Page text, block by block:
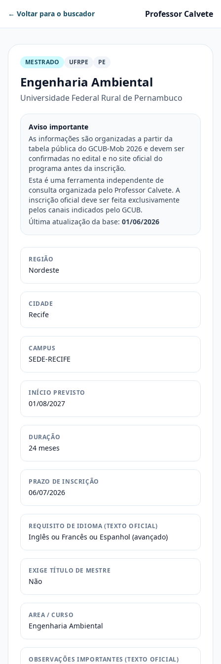
← Voltar para o buscador Professor Calvete
MESTRADO UFRPE PE
Engenharia Ambiental
Universidade Federal Rural de Pernambuco
Aviso importante
As informações são organizadas a partir da
tabela pública do GCUB-Mob 2026 e devem ser
confirmadas no edital e no site oficial do
programa antes da inscrição.
Esta é uma ferramenta independente de
consulta organizada pelo Professor Calvete. A
inscrição oficial deve ser feita exclusivamente
pelos canais indicados pelo GCUB.
Última atualização da base: 01/06/2026
REGIÃO
Nordeste
CIDADE
Recife
CAMPUS
SEDE-RECIFE
INÍCIO PREVISTO
01/08/2027
DURAÇÃO
24 meses
PRAZO DE INSCRIÇÃO
06/07/2026
REQUISITO DE IDIOMA (TEXTO OFICIAL)
Inglês ou Francês ou Espanhol (avançado)
EXIGE TÍTULO DE MESTRE
Não
AREA / CURSO
Engenharia Ambiental
OBSERVAÇÕES IMPORTANTES (TEXTO OFICIAL)